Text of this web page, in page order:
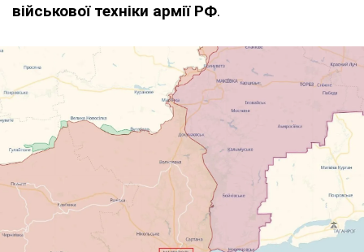
військової техніки армії РФ.